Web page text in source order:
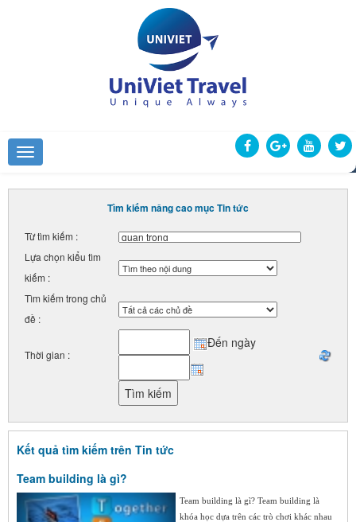
Tìm kiếm nâng cao mục Tin tức
Từ tìm kiếm :
Lựa chọn kiểu tìm
kiếm :
Tìm kiếm trong chủ
đề :
Thời gian :
Đến ngày
Kết quả tìm kiếm trên Tin tức
Team building là gì?
Team building là gì? Team building là
khóa học dựa trên các trò chơi khác nhau